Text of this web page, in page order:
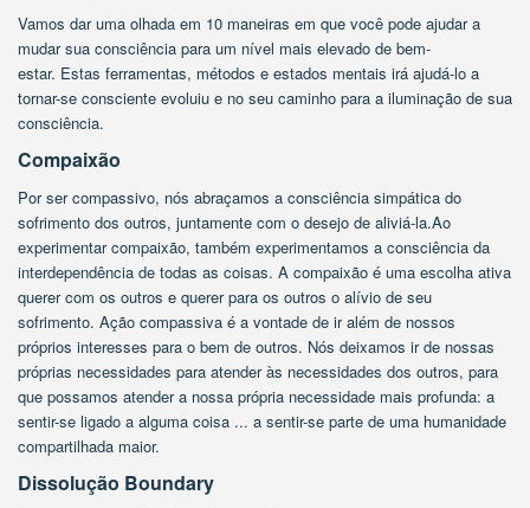
Vamos dar uma olhada em 10 maneiras em que você pode ajudar a
mudar sua consciência para um nível mais elevado de bem-
estar. Estas ferramentas, métodos e estados mentais irá ajudá-lo a
tornar-se consciente evoluiu e no seu caminho para a iluminação de sua
consciência.
Compaixão
Por ser compassivo, nós abraçamos a consciência simpática do
sofrimento dos outros, juntamente com o desejo de aliviá-la.Ao
experimentar compaixão, também experimentamos a consciência da
interdependência de todas as coisas. A compaixão é uma escolha ativa
querer com os outros e querer para os outros o alívio de seu
sofrimento. Ação compassiva é a vontade de ir além de nossos
próprios interesses para o bem de outros. Nós deixamos ir de nossas
próprias necessidades para atender às necessidades dos outros, para
que possamos atender a nossa própria necessidade mais profunda: a
sentir-se ligado a alguma coisa ... a sentir-se parte de uma humanidade
compartilhada maior.
Dissolução Boundary